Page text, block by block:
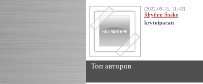
[2022-09-15, 11:43]
Rhythm Snake
krytoipacan
Топ авторов